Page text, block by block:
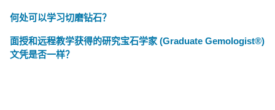
何处可以学习切磨钻石？
面授和远程教学获得的研究宝石学家 (Graduate Gemologist®)
文凭是否一样？